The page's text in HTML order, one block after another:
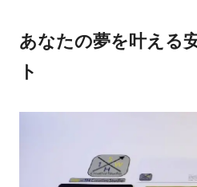
あなたの夢を叶える
ト